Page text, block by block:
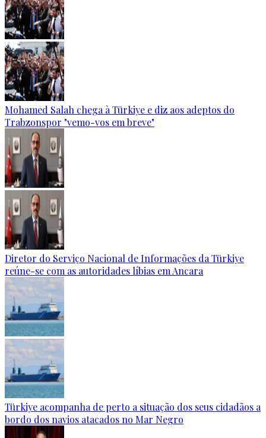
Mohamed Salah chega à Türkiye e diz aos adeptos do
Trabzonspor "vemo-vos em breve"
Diretor do Serviço Nacional de Informações da Türkiye
reúne-se com as autoridades líbias em Ancara
Türkiye acompanha de perto a situação dos seus cidadãos a
bordo dos navios atacados no Mar Negro